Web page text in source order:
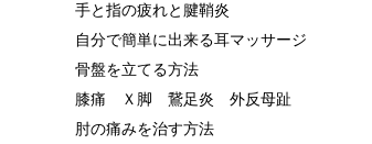
手と指の疲れと腱鞘炎
自分で簡単に出来る耳マッサージ
骨盤を立てる方法
膝痛 Ｘ脚 鵞足炎 外反母趾
肘の痛みを治す方法